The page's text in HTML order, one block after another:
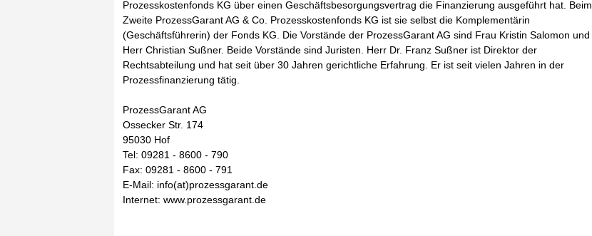
Prozesskostenfonds KG über einen Geschäftsbesorgungsvertrag die Finanzierung ausgeführt hat. Beim
Zweite ProzessGarant AG & Co. Prozesskostenfonds KG ist sie selbst die Komplementärin
(Geschäftsführerin) der Fonds KG. Die Vorstände der ProzessGarant AG sind Frau Kristin Salomon und
Herr Christian Sußner. Beide Vorstände sind Juristen. Herr Dr. Franz Sußner ist Direktor der
Rechtsabteilung und hat seit über 30 Jahren gerichtliche Erfahrung. Er ist seit vielen Jahren in der
Prozessfinanzierung tätig.
ProzessGarant AG
Ossecker Str. 174
95030 Hof
Tel: 09281 - 8600 - 790
Fax: 09281 - 8600 - 791
E-Mail: info(at)prozessgarant.de
Internet: www.prozessgarant.de